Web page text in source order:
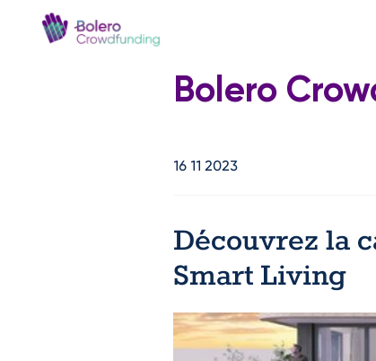
Bolero
16 11 2023
Découvrez la
Smart Living